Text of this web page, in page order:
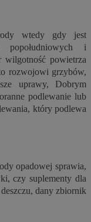
wtedy gdy jest
i
wilgotność powietrza
rozwojowi grzybów,
uprawy, Dobrym
podlewanie lub
który podlewa
opadowej sprawia,
czy suplementy dla
dany zbiornik